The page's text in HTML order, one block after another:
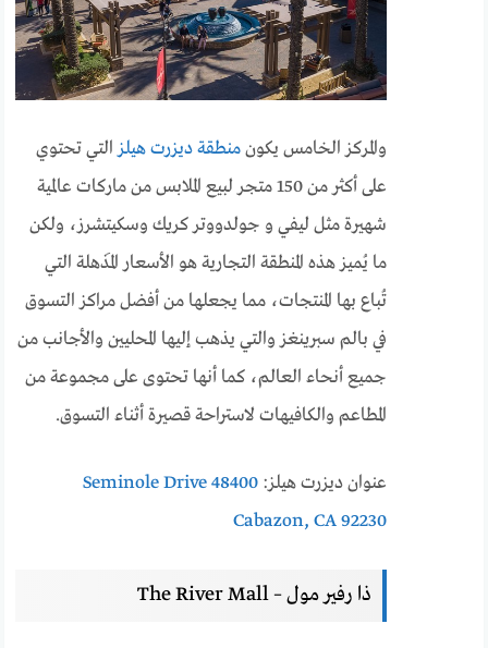
والمركز الخامس يكون منطقة ديزرت هيلز التي تحتوي
على أكثر من 150 متجر لبيع الملابس من ماركات عالمية
شهيرة مثل ليفي و جولدووتر كريك وسكيتشرز، ولكن
ما يُميز هذه المنطقة التجارية هو الأسعار المَذهلة التي
تُباع بها المنتجات، مما يجعلها من أفضل مراكز التسوق
في بالم سبرينغز والتي يذهب إليها المحليين والأجانب من
جميع أنحاء العالم، كما أنها تحتوى على مجموعة من
المطاعم والكافيهات لاستراحة قصيرة أثناء التسوق.
عنوان ديزرت هيلز:
48400 Seminole Drive
Cabazon, CA 92230
ذا رفير مول – The River Mall